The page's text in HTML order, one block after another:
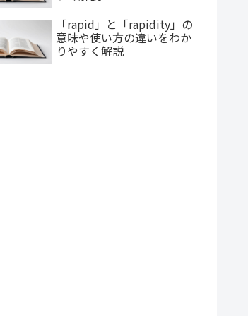
「rapid」と「rapidity」の
意味や使い方の違いをわか
りやすく解説